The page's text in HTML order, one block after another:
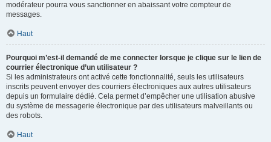
modérateur pourra vous sanctionner en abaissant votre compteur de
messages.
Haut
Pourquoi m’est-il demandé de me connecter lorsque je clique sur le lien de
courrier électronique d’un utilisateur ?
Si les administrateurs ont activé cette fonctionnalité, seuls les utilisateurs
inscrits peuvent envoyer des courriers électroniques aux autres utilisateurs
depuis un formulaire dédié. Cela permet d’empêcher une utilisation abusive
du système de messagerie électronique par des utilisateurs malveillants ou
des robots.
Haut